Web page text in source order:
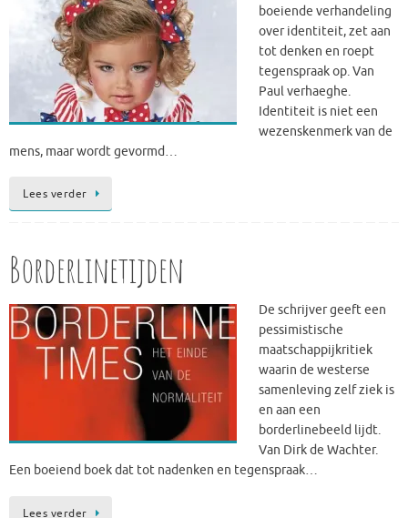
boeiende verhandeling
over identiteit, zet aan
tot denken en roept
tegenspraak op. Van
Paul verhaeghe.
Identiteit is niet een
wezenskenmerk van de
mens, maar wordt gevormd…
Lees verder
Borderlinetijden
De schrijver geeft een
pessimistische
maatschappijkritiek
waarin de westerse
samenleving zelf ziek is
en aan een
borderlinebeeld lijdt.
Van Dirk de Wachter.
Een boeiend boek dat tot nadenken en tegenspraak…
Lees verder